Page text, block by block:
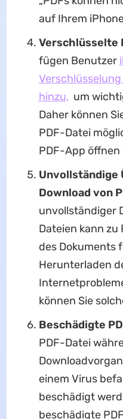
auf Ihrem
Verschlüsselte
fügen Benutzer
hinzu,um
Daher können
PDF-Datei
PDF-App
Unvollständige
Download von
unvollständiger
Dateien kann zu
des Dokuments
Herunterladen
können Sie
Beschädigte
PDF-Datei
einem Virus
beschädigt
beschädigte